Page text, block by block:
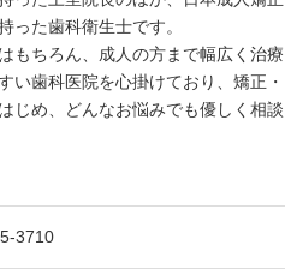
った歯科衛生士です。
もちろん、成人の方まで幅広く治療
い歯科医院を心掛けており、矯正
じめ、どんなお悩みでも優しく相
3710